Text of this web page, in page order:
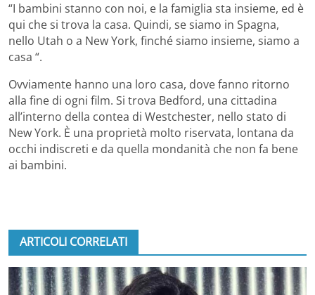
“I bambini stanno con noi, e la famiglia sta insieme, ed è
qui che si trova la casa. Quindi, se siamo in Spagna,
nello Utah o a New York, finché siamo insieme, siamo a
casa “.
Ovviamente hanno una loro casa, dove fanno ritorno
alla fine di ogni film. Si trova Bedford, una cittadina
all’interno della contea di Westchester, nello stato di
New York. È una proprietà molto riservata, lontana da
occhi indiscreti e da quella mondanità che non fa bene
ai bambini.
ARTICOLI CORRELATI